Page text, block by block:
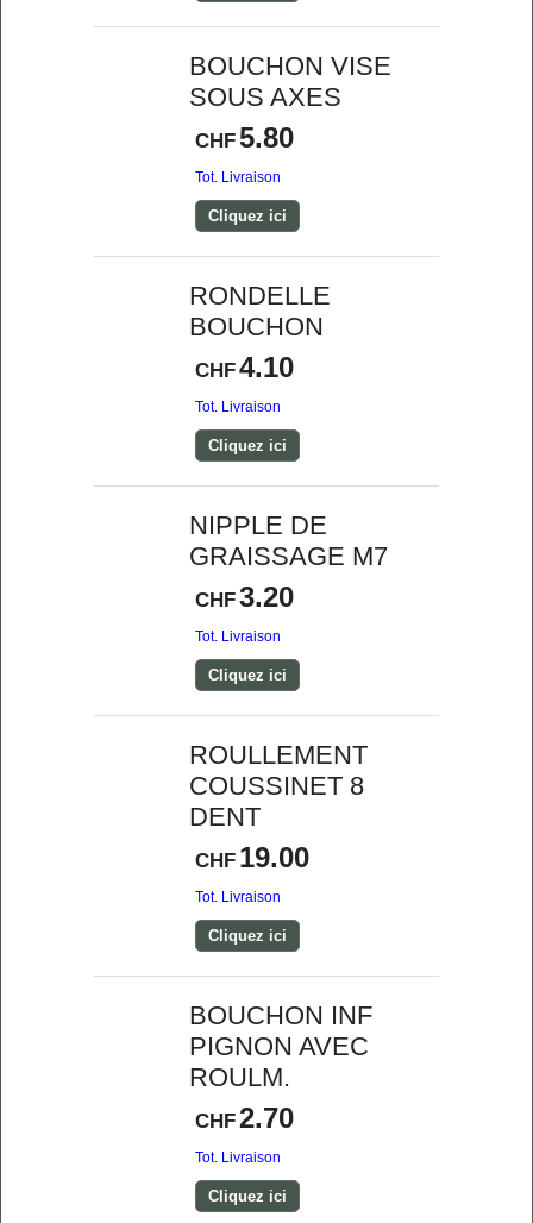
BOUCHON VISE
SOUS AXES
CHF5.80
Tot. Livraison
Cliquez ici
RONDELLE
BOUCHON
CHF4.10
Tot. Livraison
Cliquez ici
NIPPLE DE
GRAISSAGE M7
CHF3.20
Tot. Livraison
Cliquez ici
ROULLEMENT
COUSSINET 8
DENT
CHF 19.00
Tot. Livraison
Cliquez ici
BOUCHON INF
PIGNON AVEC
ROULM.
CHF2.70
Tot. Livraison
Cliquez ici